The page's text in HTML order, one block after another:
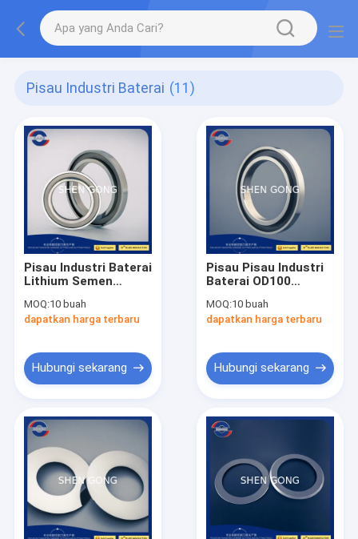
Pisau Industri Baterai (11)
Pisau Industri Baterai
Lithium Semen
Slitting Blade
MOQ:10 buah
dapatkan harga terbaru
Hubungi sekarang
Pisau Pisau Industri
Baterai OD100
Polandia
MOQ:10 buah
dapatkan harga terbaru
Hubungi sekarang